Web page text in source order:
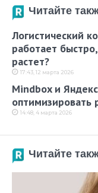
Читайте
Логистический
работает
растет?
17:43, 12 марта 2026
Mindbox и
оптимизировать
14:48, 4 марта 2026
Читайте